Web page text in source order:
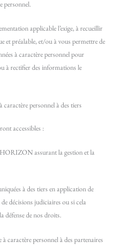
personnel.
applicable l’exige, à recueillir
et préalable, et/ou à vous permettre de
à caractère personnel pour
à rectifier des informations le
personnel à des tiers
accessibles :
assurant la gestion et la
à des tiers en application de
décisions judiciaires ou si cela
défense de nos droits.
caractère personnel à des partenaires